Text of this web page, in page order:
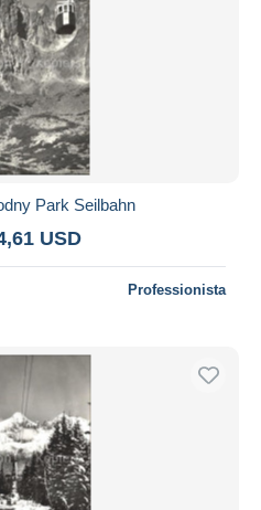
Park Seilbahn
USD
Professionista